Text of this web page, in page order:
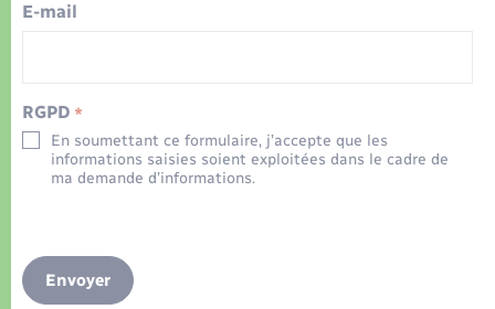
E-mail
RGPD *
En soumettant ce formulaire, j’accepte que les
informations saisies soient exploitées dans le cadre de
ma demande d’informations.
Envoyer